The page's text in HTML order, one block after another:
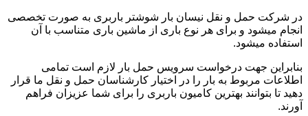
در شرکت حمل و نقل نیسان بار شوشتر باربری به صورت تخصصی
انجام میشود و برای هر نوع باری از ماشین باری متناسب با آن
استفاده میشود.
بنابراین جهت درخواست سرویس حمل بار لازم است تمامی
اطلاعات مربوط به بار را در اختیار کارشناسان حمل و نقل ما قرار
دهید تا بتوانند بهترین کامیون باربری را برای شما عزیزان فراهم
آورند.